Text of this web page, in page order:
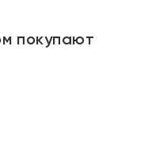
покупают